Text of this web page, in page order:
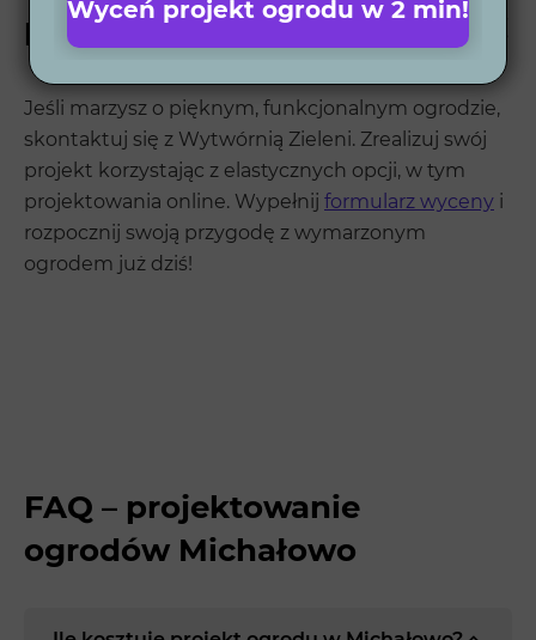
projekt ogrodu w Michałowie!
Jeśli marzysz o pięknym, funkcjonalnym ogrodzie,
skontaktuj się z Wytwórnią Zieleni. Zrealizuj swój
projekt korzystając z elastycznych opcji, w tym
projektowania online. Wypełnij formularz wyceny i
rozpocznij swoją przygodę z wymarzonym
ogrodem już dziś!
FAQ – projektowanie
ogrodów Michałowo
Wyceń projekt ogrodu w 2 min!